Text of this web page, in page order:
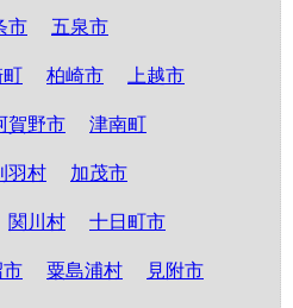
市 五泉市
町 柏崎市 上越市
賀野市 津南町
羽村 加茂市
関川村 十日町市
市 粟島浦村 見附市